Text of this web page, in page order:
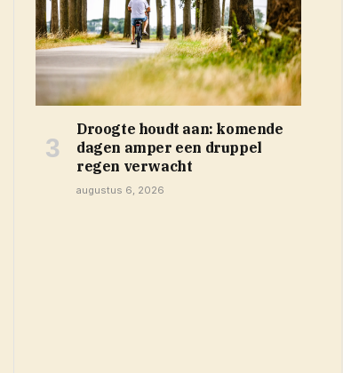
Droogte houdt aan: komende
dagen amper een druppel
regen verwacht
augustus 6, 2026